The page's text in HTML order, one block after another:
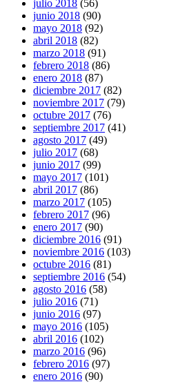
julio 2018 (56)
junio 2018 (90)
mayo 2018 (92)
abril 2018 (82)
marzo 2018 (91)
febrero 2018 (86)
enero 2018 (87)
diciembre 2017 (82)
noviembre 2017 (79)
octubre 2017 (76)
septiembre 2017 (41)
agosto 2017 (49)
julio 2017 (68)
junio 2017 (99)
mayo 2017 (101)
abril 2017 (86)
marzo 2017 (105)
febrero 2017 (96)
enero 2017 (90)
diciembre 2016 (91)
noviembre 2016 (103)
octubre 2016 (81)
septiembre 2016 (54)
agosto 2016 (58)
julio 2016 (71)
junio 2016 (97)
mayo 2016 (105)
abril 2016 (102)
marzo 2016 (96)
febrero 2016 (97)
enero 2016 (90)